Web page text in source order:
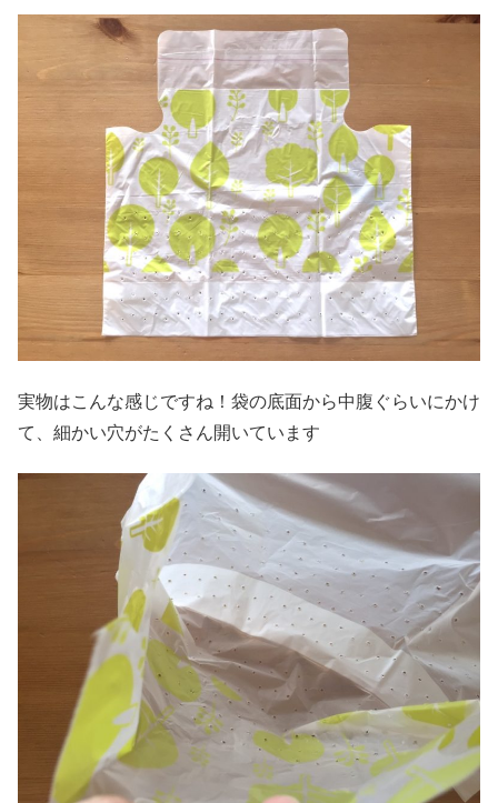
実物はこんな感じですね！袋の底面から中腹ぐらいにかけ
て、細かい穴がたくさん開いています